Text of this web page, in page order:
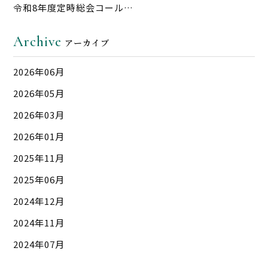
令和8年度定時総会コール…
Archive アーカイブ
2026年06月
2026年05月
2026年03月
2026年01月
2025年11月
2025年06月
2024年12月
2024年11月
2024年07月